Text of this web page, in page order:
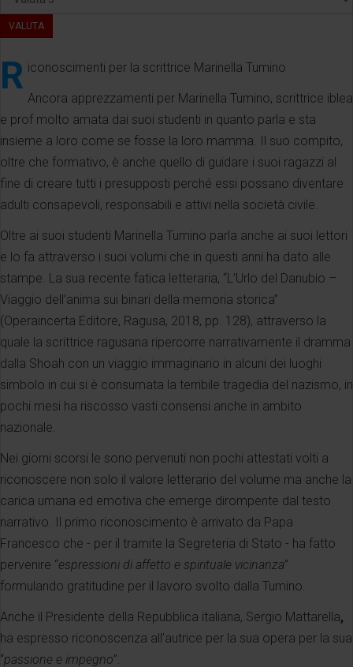
R iconoscimenti per la scrittrice Marinella Tumino
Ancora apprezzamenti per Marinella Tumino, scrittrice iblea
e prof molto amata dai suoi studenti in quanto parla e sta
insieme a loro come se fosse la loro mamma. Il suo compito,
oltre che formativo, è anche quello di guidare i suoi ragazzi al
fine di creare tutti i presupposti perché essi possano diventare
adulti consapevoli, responsabili e attivi nella società civile.
Oltre ai suoi studenti Marinella Tumino parla anche ai suoi lettori
e lo fa attraverso i suoi volumi che in questi anni ha dato alle
stampe. La sua recente fatica letteraria, “L’Urlo del Danubio –
Viaggio dell’anima sui binari della memoria storica”
(Operaincerta Editore, Ragusa, 2018, pp. 128), attraverso la
quale la scrittrice ragusana ripercorre narrativamente il dramma
dalla Shoah con un viaggio immaginario in alcuni dei luoghi
simbolo in cui si è consumata la terribile tragedia del nazismo, in
pochi mesi ha riscosso vasti consensi anche in ambito
nazionale.
Nei giorni scorsi le sono pervenuti non pochi attestati volti a
riconoscere non solo il valore letterario del volume ma anche la
carica umana ed emotiva che emerge dirompente dal testo
narrativo. Il primo riconoscimento è arrivato da Papa
Francesco che - per il tramite la Segreteria di Stato - ha fatto
pervenire “espressioni di affetto e spirituale vicinanza”
formulando gratitudine per il lavoro svolto dalla Tumino.
Anche il Presidente della Repubblica italiana, Sergio Mattarella,
ha espresso riconoscenza all’autrice per la sua opera per la sua
“passione e impegno”.